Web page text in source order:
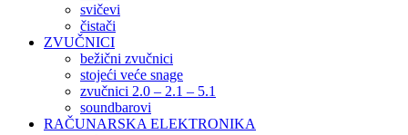
svičevi
čistači
ZVUČNICI
bežični zvučnici
stojeći veće snage
zvučnici 2.0 – 2.1 – 5.1
soundbarovi
RAČUNARSKA ELEKTRONIKA